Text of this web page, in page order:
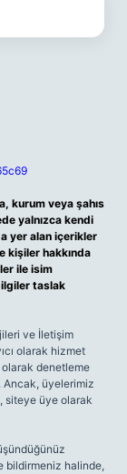
kurum veya şahıs
yalnızca kendi
yer alan içerikler
kişiler hakkında
ile isim
taslak
ve İletişim
olarak hizmet
denetleme
Ancak, üyelerimiz
siteye üye olarak
bildirmeniz halinde,